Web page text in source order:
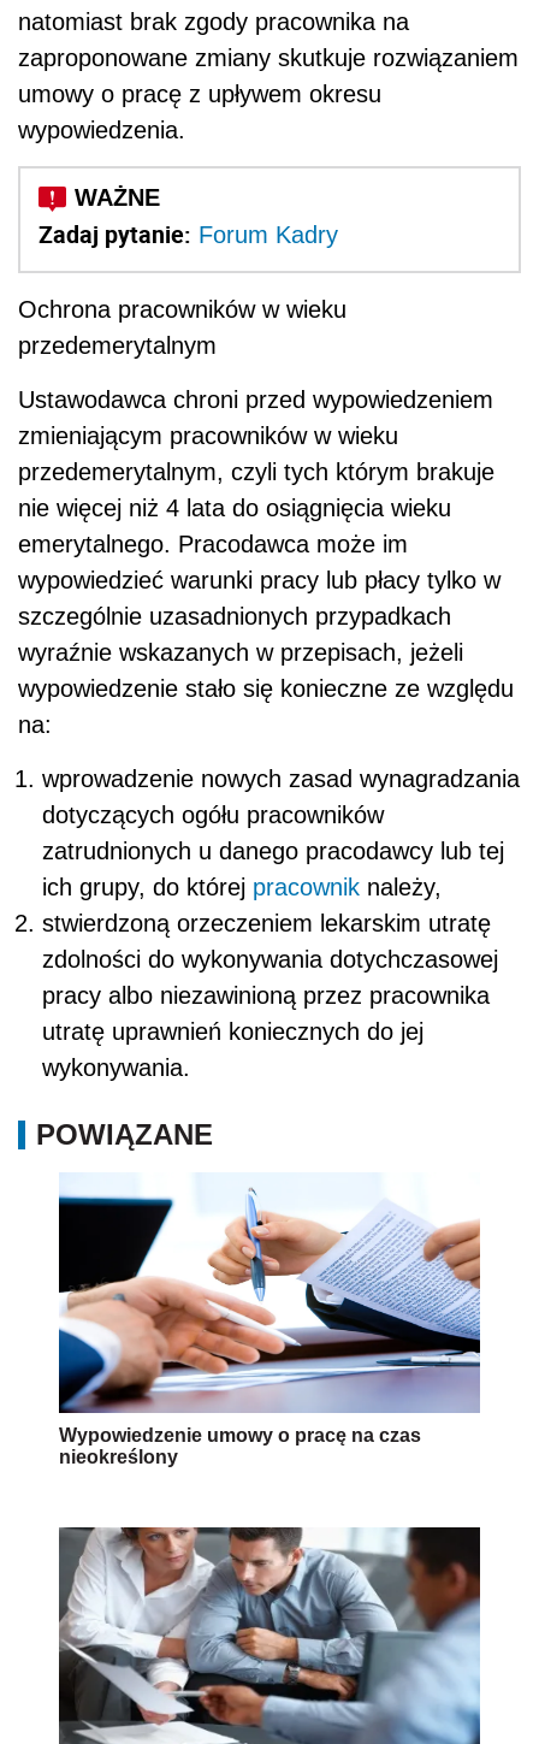
natomiast brak zgody pracownika na
zaproponowane zmiany skutkuje rozwiązaniem
umowy o pracę z upływem okresu
wypowiedzenia.
Zadaj pytanie: Forum Kadry
Ochrona pracowników w wieku
przedemerytalnym
Ustawodawca chroni przed wypowiedzeniem
zmieniającym pracowników w wieku
przedemerytalnym, czyli tych którym brakuje
nie więcej niż 4 lata do osiągnięcia wieku
emerytalnego. Pracodawca może im
wypowiedzieć warunki pracy lub płacy tylko w
szczególnie uzasadnionych przypadkach
wyraźnie wskazanych w przepisach, jeżeli
wypowiedzenie stało się konieczne ze względu
na:
wprowadzenie nowych zasad wynagradzania
dotyczących ogółu pracowników
zatrudnionych u danego pracodawcy lub tej
ich grupy, do której pracownik należy,
stwierdzoną orzeczeniem lekarskim utratę
zdolności do wykonywania dotychczasowej
pracy albo niezawinioną przez pracownika
utratę uprawnień koniecznych do jej
wykonywania.
POWIĄZANE
Wypowiedzenie umowy o pracę na czas
nieokreślony